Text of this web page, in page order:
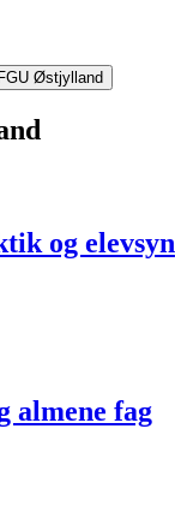
Østjylland
og elevsyn
almene fag